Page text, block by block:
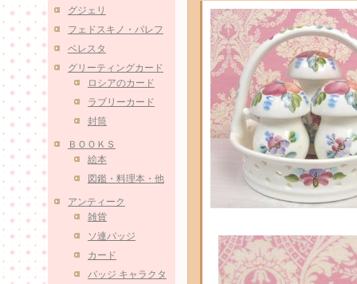
グジェリ
フェドスキノ・パレフ
ベレスタ
グリーティングカード
ロシアのカード
ラブリーカード
封筒
ＢＯＯＫＳ
絵本
図鑑・料理本・他
アンティーク
雑貨
ソ連バッジ
カード
バッジ キャラクタ